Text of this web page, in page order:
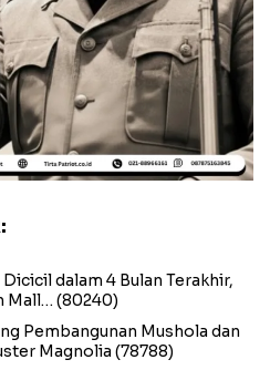
dalam 4 Bulan Terakhir,
Mall… (80240)
Pembangunan Mushola dan
Magnolia (78788)